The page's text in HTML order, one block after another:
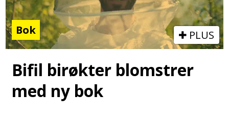
Bok PLUS
Bifil birøkter blomstrer
med ny bok